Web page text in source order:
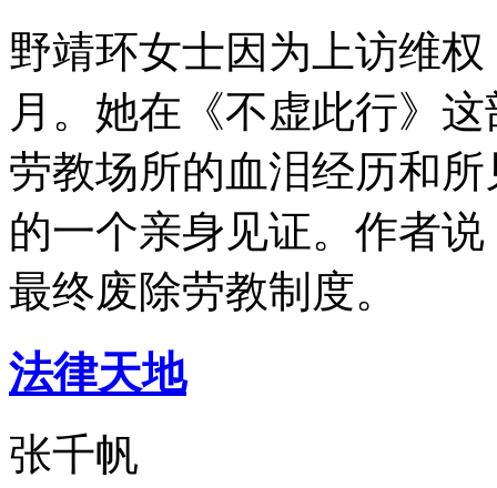
野靖环女士因为上访维
月。她在《不虚此行》
劳教场所的血泪经历和
的一个亲身见证。作者
最终废除劳教制度。
法律天地
张千帆